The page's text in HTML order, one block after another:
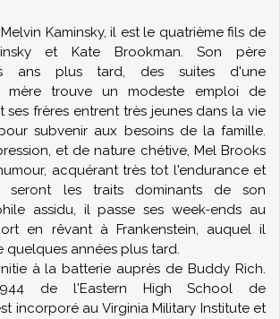
Kaminsky, il est le quatrième fils de
et Kate Brookman. Son père
ans plus tard, des suites d'une
mère trouve un modeste emploi de
ses frères entrent très jeunes dans la vie
subvenir aux besoins de la famille.
et de nature chétive, Mel Brooks
acquérant très tot l'endurance et
les traits dominants de son
assidu, il passe ses week-ends au
en rêvant à Frankenstein, auquel il
quelques années plus tard.
à la batterie auprès de Buddy Rich.
de l'Eastern High School de
incorporé au Virginia Military Institute et